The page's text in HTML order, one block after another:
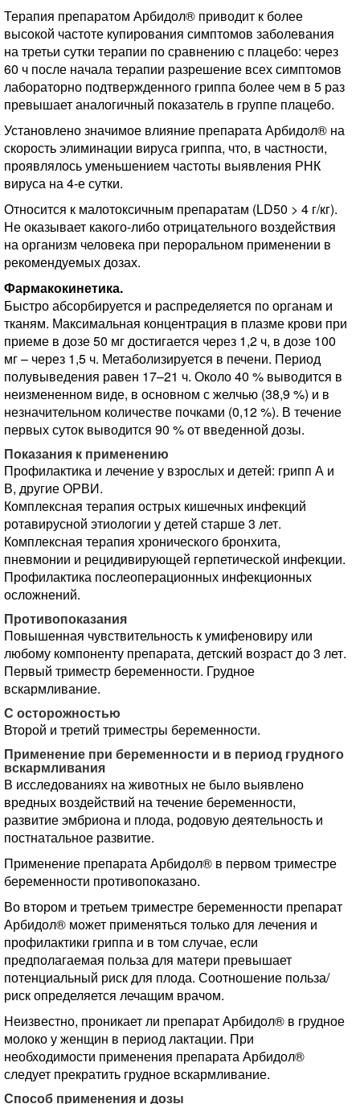
Терапия препаратом Арбидол® приводит к более
высокой частоте купирования симптомов заболевания
на третьи сутки терапии по сравнению с плацебо: через
60 ч после начала терапии разрешение всех симптомов
лабораторно подтвержденного гриппа более чем в 5 раз
превышает аналогичный показатель в группе плацебо.
Установлено значимое влияние препарата Арбидол® на
скорость элиминации вируса гриппа, что, в частности,
проявлялось уменьшением частоты выявления РНК
вируса на 4-е сутки.
Относится к малотоксичным препаратам (LD50 > 4 г/кг).
Не оказывает какого-либо отрицательного воздействия
на организм человека при пероральном применении в
рекомендуемых дозах.
Фармакокинетика.
Быстро абсорбируется и распределяется по органам и
тканям. Максимальная концентрация в плазме крови при
приеме в дозе 50 мг достигается через 1,2 ч, в дозе 100
мг – через 1,5 ч. Метаболизируется в печени. Период
полувыведения равен 17–21 ч. Около 40 % выводится в
неизмененном виде, в основном с желчью (38,9 %) и в
незначительном количестве почками (0,12 %). В течение
первых суток выводится 90 % от введенной дозы.
Показания к применению
Профилактика и лечение у взрослых и детей: грипп А и
В, другие ОРВИ.
Комплексная терапия острых кишечных инфекций
ротавирусной этиологии у детей старше 3 лет.
Комплексная терапия хронического бронхита,
пневмонии и рецидивирующей герпетической инфекции.
Профилактика послеоперационных инфекционных
осложнений.
Противопоказания
Повышенная чувствительность к умифеновиру или
любому компоненту препарата, детский возраст до 3 лет.
Первый триместр беременности. Грудное
вскармливание.
С осторожностью
Второй и третий триместры беременности.
Применение при беременности и в период грудного
вскармливания
В исследованиях на животных не было выявлено
вредных воздействий на течение беременности,
развитие эмбриона и плода, родовую деятельность и
постнатальное развитие.
Применение препарата Арбидол® в первом триместре
беременности противопоказано.
Во втором и третьем триместре беременности препарат
Арбидол® может применяться только для лечения и
профилактики гриппа и в том случае, если
предполагаемая польза для матери превышает
потенциальный риск для плода. Соотношение польза/
риск определяется лечащим врачом.
Неизвестно, проникает ли препарат Арбидол® в грудное
молоко у женщин в период лактации. При
необходимости применения препарата Арбидол®
следует прекратить грудное вскармливание.
Способ применения и дозы